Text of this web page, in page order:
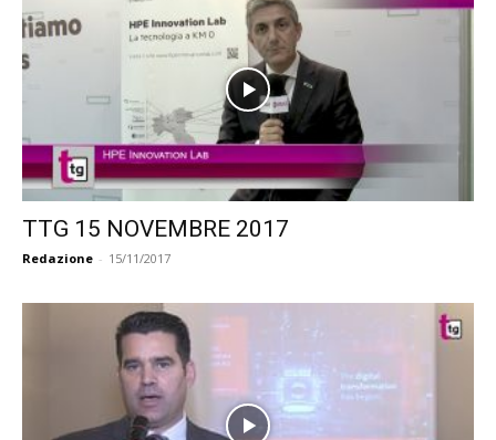
TTG 15 NOVEMBRE 2017
Redazione - 15/11/2017